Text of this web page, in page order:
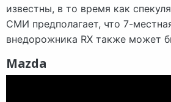
известны, в то время как
СМИ предполагает, что 7-
внедорожника RX также может
Mazda